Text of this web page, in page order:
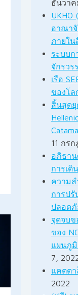
ธันวาค
อาณาจั
ภายใน
ระบบก
จักรวร
เรือ
ของโล
สิ้นสุด
11 กร
อภิธาน
การเดิ
ความส
การปรั
ปลอดภั
จุดจบข
ของ
แผนภู
7,
แคตตา
2022